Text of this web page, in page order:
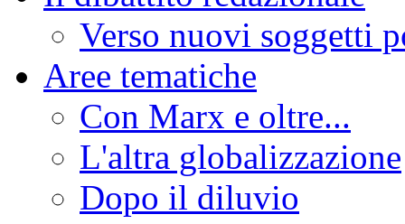
Verso nuovi soggetti
Aree tematiche
Con Marx e oltre...
L'altra globalizzazione
Dopo il diluvio